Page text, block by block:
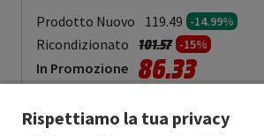
Prodotto Nuovo 119.49 -14.99%
Ricondizionato Prezzo ridotto da
101.57a-15%
In Promozione 86.33
Aggiungi al carrello
Rispettiamo la tua privacy